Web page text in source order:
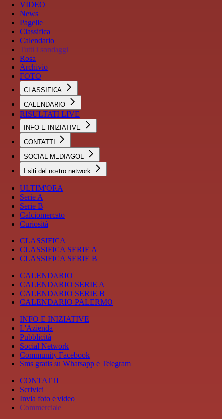
VIDEO
News
Pagelle
Classifica
Calendario
Tutti i sondaggi
Rosa
Archivio
FOTO
CLASSIFICA
CALENDARIO
RISULTATI LIVE
INFO E INIZIATIVE
CONTATTI
SOCIAL MEDIAGOL
I siti del nostro network
ULTIM'ORA
Serie A
Serie B
Calciomercato
Curiosità
CLASSIFICA
CLASSIFICA SERIE A
CLASSIFICA SERIE B
CALENDARIO
CALENDARIO SERIE A
CALENDARIO SERIE B
CALENDARIO PALERMO
INFO E INIZIATIVE
L'Azienda
Pubblicità
Social Network
Community Facebook
Sms gratis su Whatsapp e Telegram
CONTATTI
Scrivici
Invia foto e video
Commerciale